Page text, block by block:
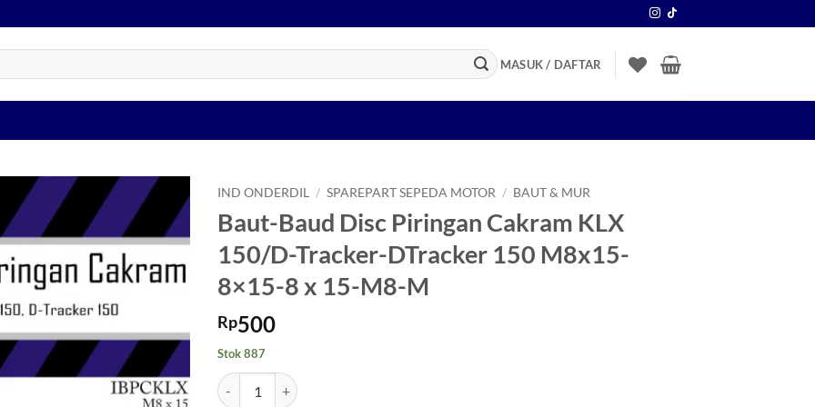
MASUK / DAFTAR
Tambahkan
ke Wishlist
IND ONDERDIL / SPAREPART SEPEDA MOTOR / BAUT & MUR
Baut-Baud Disc Piringan Cakram KLX
150/D-Tracker-DTracker 150 M8x15-
8×15-8 x 15-M8-M
Rp500
Stok 887
Kuantitas Baut-Baud Disc Piringan Cakram KLX 150/D-Tracker-DTracker 150 M8x15-8x15-8 x 15-M8-M